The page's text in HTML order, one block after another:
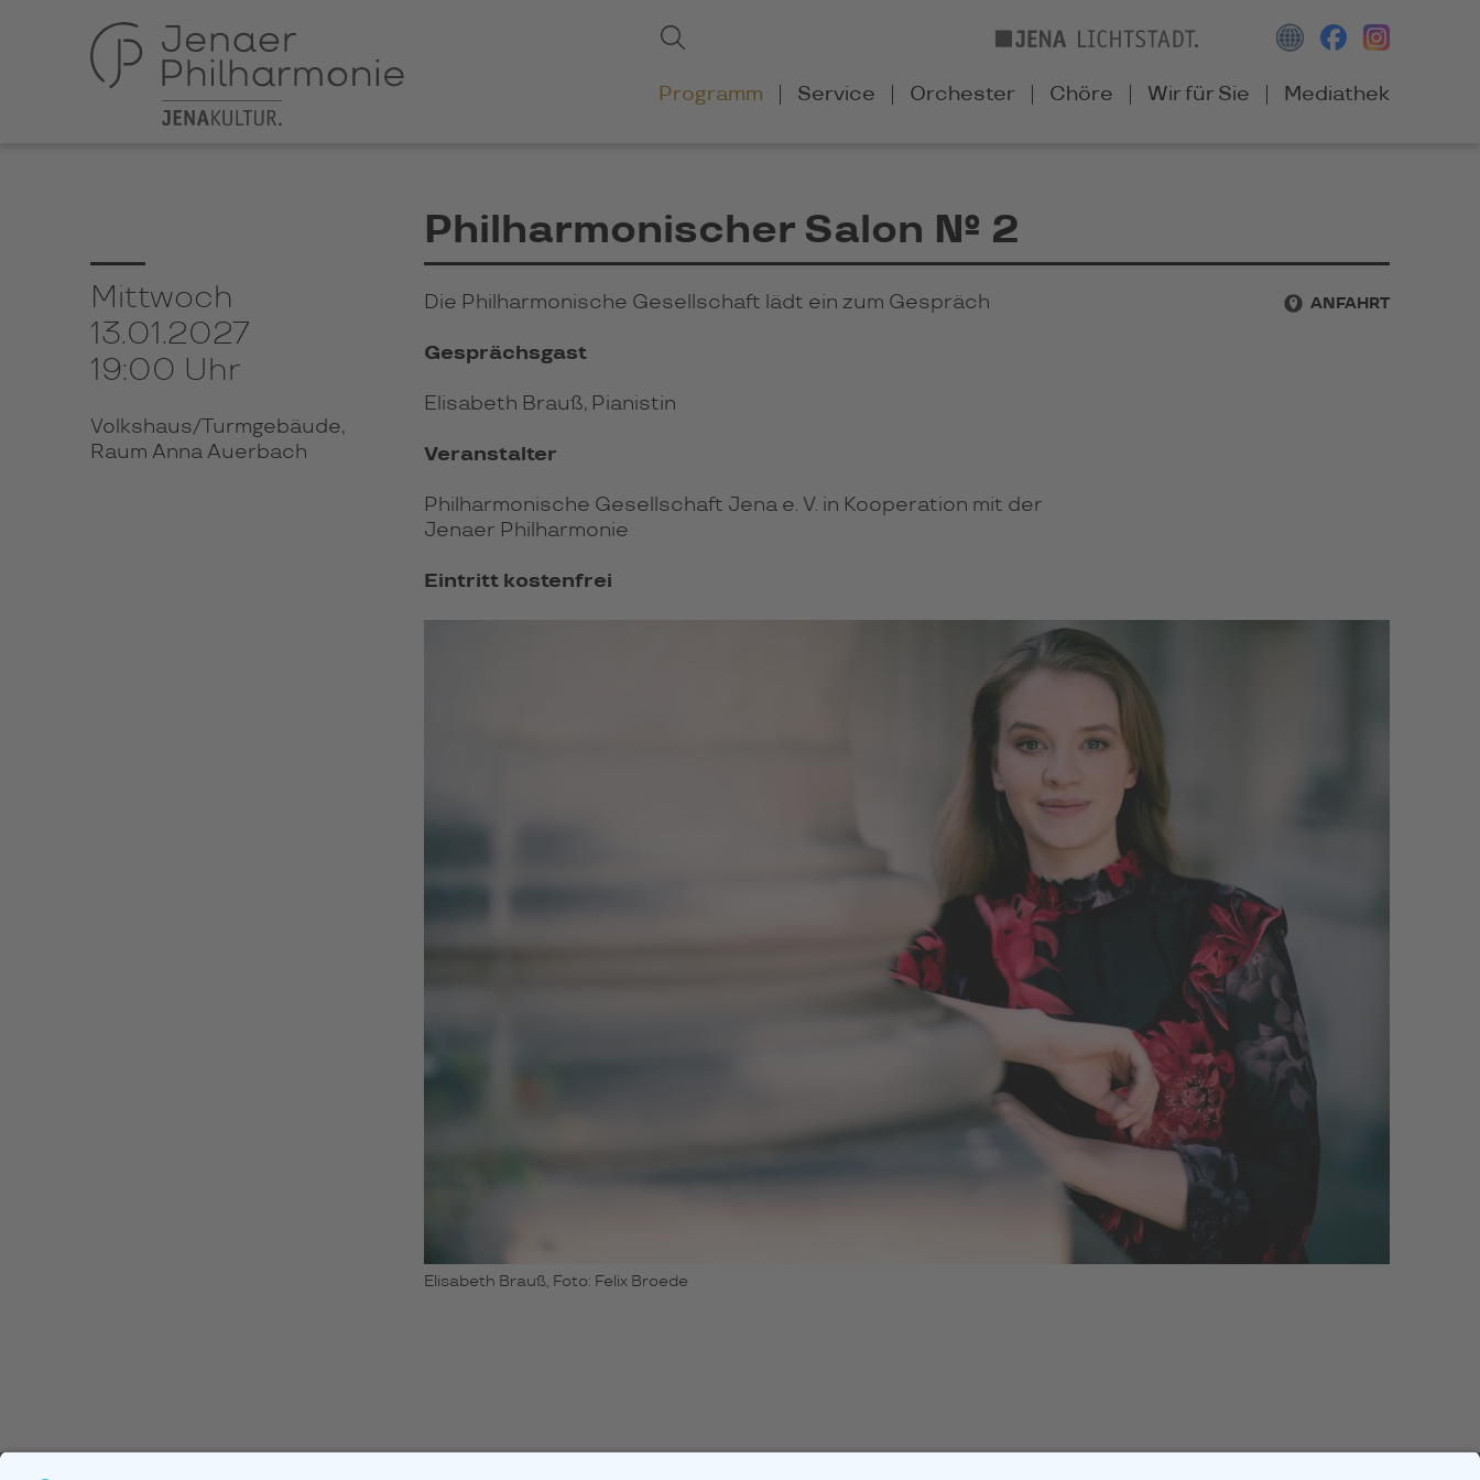
Suchbegriffe
Navigation
Programm Service Orchester Chöre Wir für Sie Mediathek
Mittwoch
13.01.2027
19:00 Uhr
Volkshaus/Turmgebäude,
Raum Anna Auerbach
Philharmonischer Salon № 2
ANFAHRT
Die Philharmonische Gesellschaft lädt ein zum Gespräch
Gesprächsgast
Elisabeth Brauß, Pianistin
Veranstalter
Philharmonische Gesellschaft Jena e. V. in Kooperation mit der
Jenaer Philharmonie
Eintritt kostenfrei
Elisabeth Brauß, Foto: Felix Broede